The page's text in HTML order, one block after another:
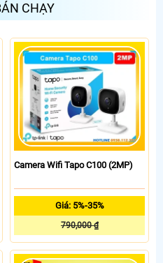
CHẠY
Camera Wifi Tapo C100 (2MP)
Giá: 5%-35%
790,000 ₫